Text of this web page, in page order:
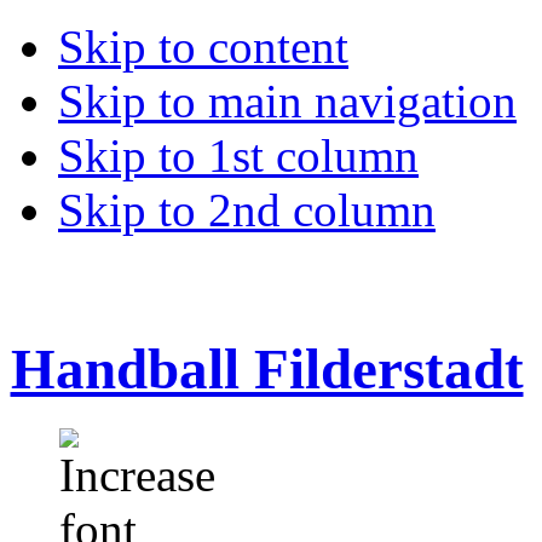
Skip to content
Skip to main navigation
Skip to 1st column
Skip to 2nd column
Handball Filderstadt